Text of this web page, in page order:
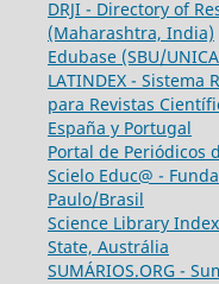
DRJI - Directory of
(Maharashtra, India)
Edubase (SBU/
LATINDEX -
para Revistas
España y Portugal
Portal de Periódicos
Scielo Educ@ -
Paulo/Brasil
Science Library
State, Austrália
SUMÁRIOS.ORG -